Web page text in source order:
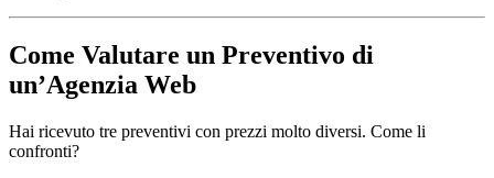
Come Valutare un Preventivo di
un’Agenzia Web
Hai ricevuto tre preventivi con prezzi molto diversi. Come li
confronti?